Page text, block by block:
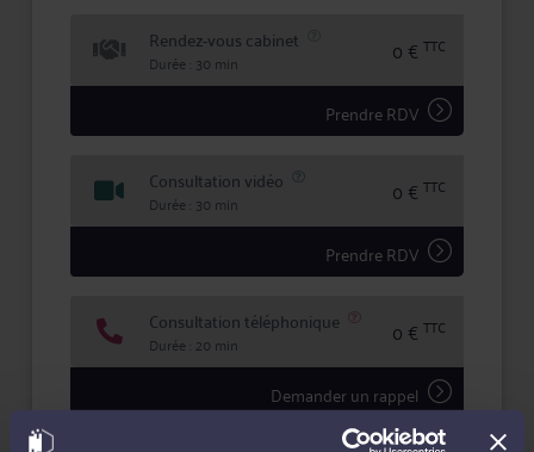
Rendez-vous cabinet
Durée : 30 min 0 € TTC
Prendre RDV
Consultation vidéo
Durée : 30 min 0 € TTC
Prendre RDV
Consultation téléphonique
Durée : 20 min 0 € TTC
Demander un rappel